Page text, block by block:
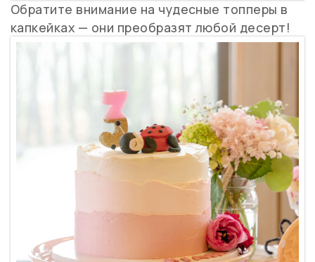
Обратите внимание на чудесные топперы в
капкейках — они преобразят любой десерт!